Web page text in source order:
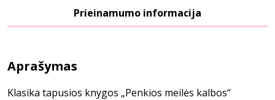
Prieinamumo informacija
Aprašymas
Klasika tapusios knygos „Penkios meilės kalbos“